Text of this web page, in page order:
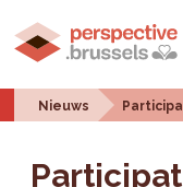
Nieuws